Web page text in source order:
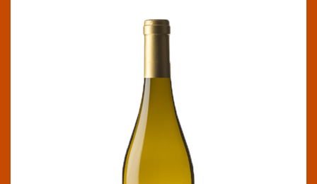
LOREA CHARDONNAY
Vendimia manual durante la noche. De color